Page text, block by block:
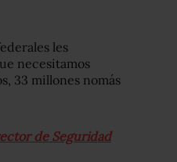
les
necesitamos
33 millones nomás
de Seguridad